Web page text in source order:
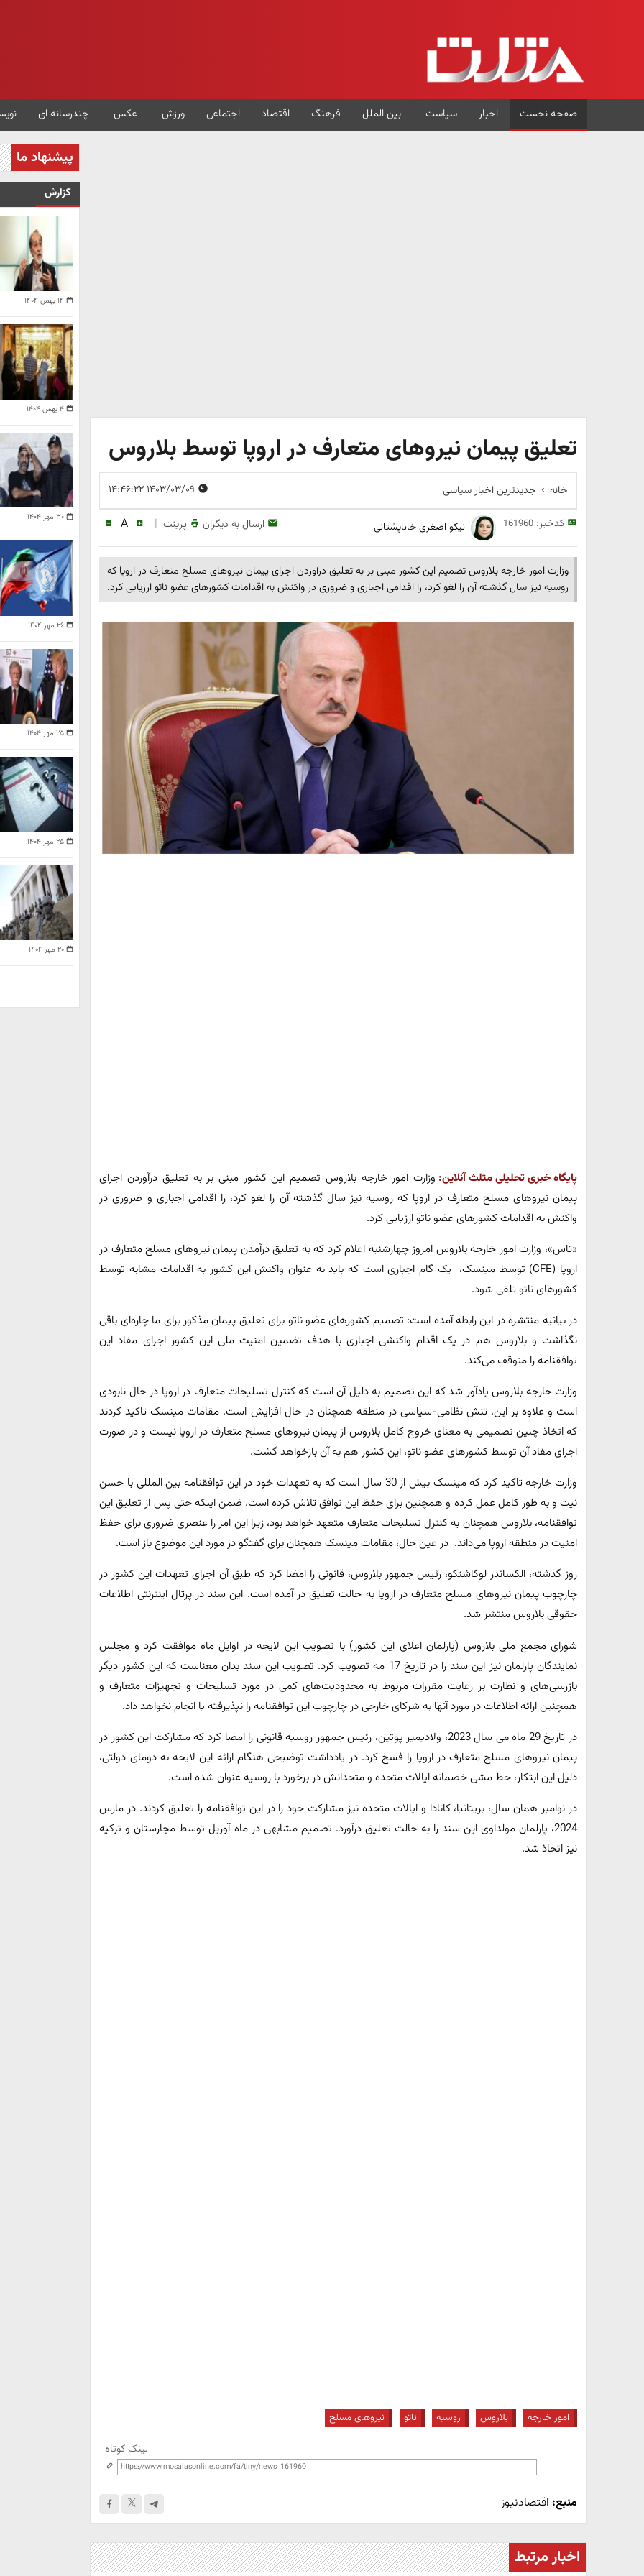
صفحه نخست اخبار سیاست بین الملل فرهنگ اقتصاد اجتماعی ورزش عکس چندرسانه ای
تعلیق پیمان نیروهای متعارف در اروپا توسط بلاروس
خانه جدیدترین اخبار سیاسی
کدخبر:161960 نیکو اصغری خاناپشتانی ارسال به دیگران پرینت |
A
وزارت امور خارجه بلاروس تصمیم این کشور مبنی بر به تعلیق درآوردن اجرای پیمان نیروهای مسلح متعارف در اروپا که
روسیه نیز سال گذشته آن را لغو کرد، را اقدامی اجباری و ضروری در واکنش به اقدامات کشورهای عضو ناتو ارزیابی کرد.
پایگاه خبری تحلیلی مثلث آنلاین: وزارت امور خارجه بلاروس تصمیم این کشور مبنی بر به تعلیق درآوردن اجرای
پیمان نیروهای مسلح متعارف در اروپا که روسیه نیز سال گذشته آن را لغو کرد، را اقدامی اجباری و ضروری در
واکنش به اقدامات کشورهای عضو ناتو ارزیابی کرد.
«تاس»، وزارت امور خارجه بلاروس امروز چهارشنبه اعلام کرد که به تعلیق درآمدن پیمان نیروهای مسلح متعارف در
اروپا (CFE) توسط مینسک، یک گام اجباری است که باید به عنوان واکنش این کشور به اقدامات مشابه توسط
کشورهای ناتو تلقی شود.
در بیانیه منتشره در این رابطه آمده است: تصمیم کشورهای عضو ناتو برای تعلیق پیمان مذکور برای ما چاره‌ای باقی
نگذاشت و بلاروس هم در یک اقدام واکنشی اجباری با هدف تضمین امنیت ملی این کشور اجرای مفاد این
توافقنامه را متوقف می‌کند.
وزارت خارجه بلاروس یادآور شد که این تصمیم به دلیل آن است که کنترل تسلیحات متعارف در اروپا در حال نابودی
است و علاوه بر این، تنش نظامی-سیاسی در منطقه همچنان در حال افزایش است. مقامات مینسک تاکید کردند
که اتخاذ چنین تصمیمی به معنای خروج کامل بلاروس از پیمان نیروهای مسلح متعارف در اروپا نیست و در صورت
اجرای مفاد آن توسط کشورهای عضو ناتو، این کشور هم به آن بازخواهد گشت.
وزارت خارجه تاکید کرد که مینسک بیش از 30 سال است که به تعهدات خود در این توافقنامه بین المللی با حسن
نیت و به طور کامل عمل کرده و همچنین برای حفظ این توافق تلاش کرده است. ضمن اینکه حتی پس از تعلیق این
توافقنامه، بلاروس همچنان به کنترل تسلیحات متعارف متعهد خواهد بود، زیرا این امر را عنصری ضروری برای حفظ
امنیت در منطقه اروپا می‌داند. در عین حال، مقامات مینسک همچنان برای گفتگو در مورد این موضوع باز است.
روز گذشته، الکساندر لوکاشنکو، رئیس جمهور بلاروس، قانونی را امضا کرد که طبق آن اجرای تعهدات این کشور در
چارچوب پیمان نیروهای مسلح متعارف در اروپا به حالت تعلیق در آمده است. این سند در پرتال اینترنتی اطلاعات
حقوقی بلاروس منتشر شد.
شورای مجمع ملی بلاروس (پارلمان اعلای این کشور) با تصویب این لایحه در اوایل ماه موافقت کرد و مجلس
نمایندگان پارلمان نیز این سند را در تاریخ 17 مه تصویب کرد. تصویب این سند بدان معناست که این کشور دیگر
بازرسی‌های و نظارت بر رعایت مقررات مربوط به محدودیت‌های کمی در مورد تسلیحات و تجهیزات متعارف و
همچنین ارائه اطلاعات در مورد آنها به شرکای خارجی در چارچوب این توافقنامه را نپذیرفته یا انجام نخواهد داد.
در تاریخ 29 ماه می سال 2023، ولادیمیر پوتین، رئیس جمهور روسیه قانونی را امضا کرد که مشارکت این کشور در
پیمان نیروهای مسلح متعارف در اروپا را فسخ کرد. در یادداشت توضیحی هنگام ارائه این لایحه به دومای دولتی،
دلیل این ابتکار، خط مشی خصمانه ایالات متحده و متحدانش در برخورد با روسیه عنوان شده است.
در نوامبر همان سال، بریتانیا، کانادا و ایالات متحده نیز مشارکت خود را در این توافقنامه را تعلیق کردند. در مارس
2024، پارلمان مولداوی این سند را به حالت تعلیق درآورد. تصمیم مشابهی در ماه آوریل توسط مجارستان و ترکیه
نیز اتخاذ شد.
امور خارجه بلاروس روسیه ناتو نیروهای مسلح
لینک کوتاه
منبع: اقتصادنیوز
اخبار مرتبط
پیشنهاد ما
گزارش
۱۴ بهمن ۱۴۰۴
۴ بهمن ۱۴۰۴
۳۰ مهر ۱۴۰۴
۲۶ مهر ۱۴۰۴
۲۵ مهر ۱۴۰۴
۲۵ مهر ۱۴۰۴
۲۰ مهر ۱۴۰۴